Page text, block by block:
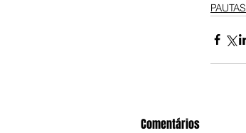
PAUTAS
Comentários